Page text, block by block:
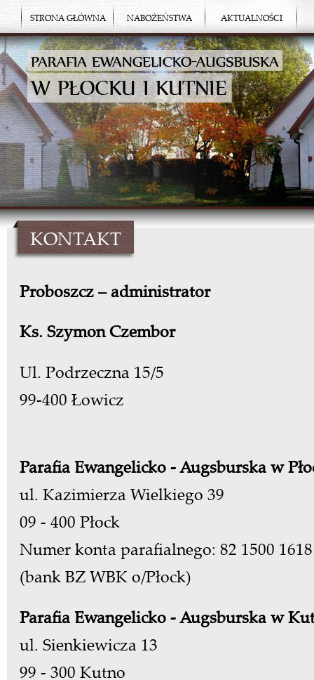
STRONA GŁÓWNA NABOŻEŃSTWA AKTUALNOŚCI
KONTAKT
Proboszcz – administrator
Ks. Szymon Czembor
Ul. Podrzeczna 15/5
99-400 Łowicz
Parafia Ewangelicko - Augsburska w
ul. Kazimierza Wielkiego 39
09 - 400 Płock
Numer konta parafialnego: 82 1500 1618
(bank BZ WBK o/Płock)
Parafia Ewangelicko - Augsburska w
ul. Sienkiewicza 13
99 - 300 Kutno